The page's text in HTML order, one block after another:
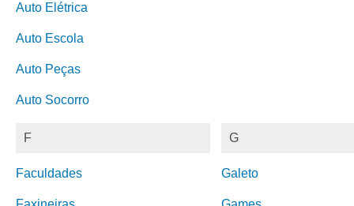
Auto Elétrica
Auto Escola
Auto Peças
Auto Socorro
F
Faculdades
G
Galeto